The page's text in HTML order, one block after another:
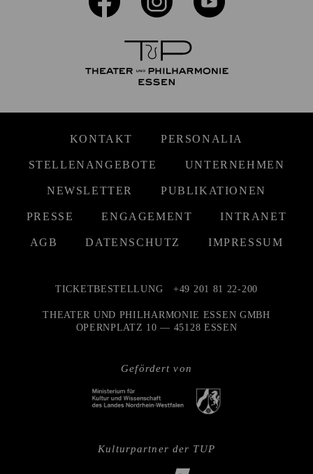
KONTAKT PERSONALIA
STELLENANGEBOTE UNTERNEHMEN
NEWSLETTER PUBLIKATIONEN
PRESSE ENGAGEMENT INTRANET
AGB DATENSCHUTZ IMPRESSUM
Gefördert von
TICKETBESTELLUNG +49 201 81 22-200
THEATER UND PHILHARMONIE ESSEN GMBH
OPERNPLATZ 10 — 45128 ESSEN
Kulturpartner der TUP